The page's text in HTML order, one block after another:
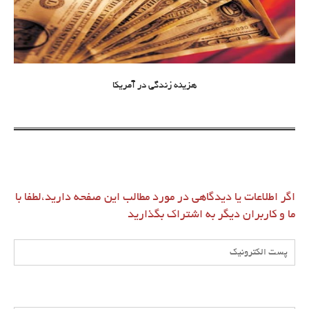
هزینه زندگی در آمریکا
اگر اطلاعات یا دیدگاهی در مورد مطالب این صفحه دارید،لطفا با
ما و کاربران دیگر به اشتراک بگذارید